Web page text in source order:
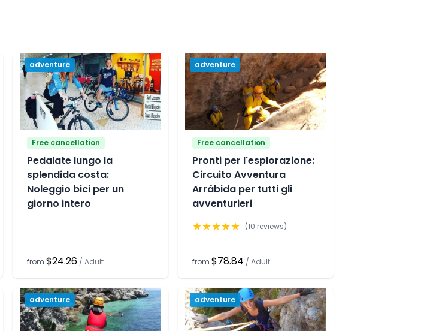
adventure
Free cancellation
Pedalate lungo la
splendida costa:
Noleggio bici per un
giorno intero
from $24.26 / Adult
adventure
Free cancellation
Pronti per l'esplorazione:
Circuito Avventura
Arrábida per tutti gli
avventurieri
★★★★★ (10 reviews)
from $78.84 / Adult
adventure adventure